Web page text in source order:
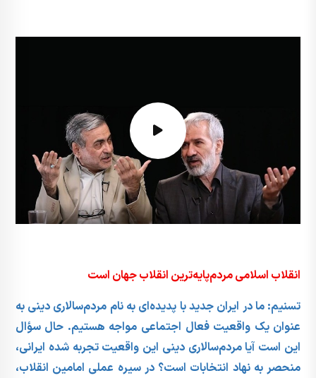
انقلاب اسلامی مردم‌پایه‌ترین انقلاب جهان است
تسنیم: ما در ایران جدید با پدیده‌ای به نام مردم‌سالاری دینی به
عنوان یک واقعیت فعال اجتماعی مواجه هستیم. حال سؤال
این است آیا مردم‌سالاری دینی این واقعیت تجربه شده ایرانی،
منحصر به نهاد انتخابات است؟ در سیره عملی امامین انقلاب،